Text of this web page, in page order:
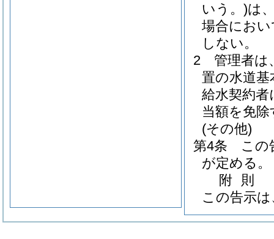
いう。)は
場合にお
しない。
2
管理者は
置の水道
給水契約者
当額を免
(その他)
第4条
この
が定める。
附 則
この告示